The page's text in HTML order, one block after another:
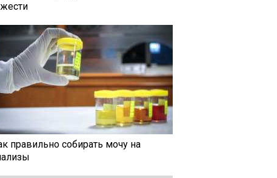
правильно собирать мочу на